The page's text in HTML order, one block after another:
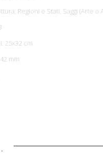
Regioni e Stati, Saggi (Arte o
25x32 cm
mm